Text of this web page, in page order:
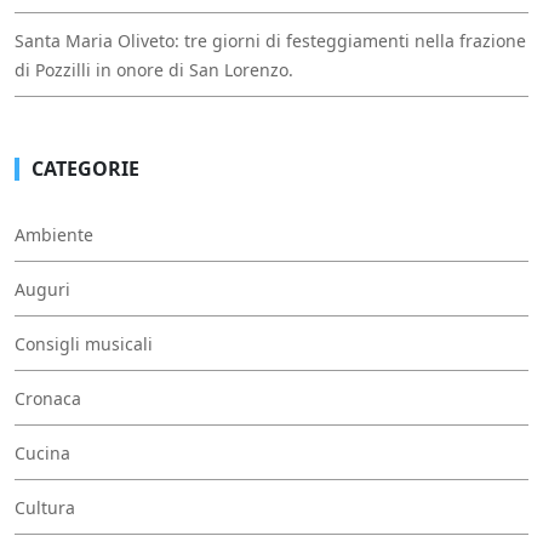
Santa Maria Oliveto: tre giorni di festeggiamenti nella frazione
di Pozzilli in onore di San Lorenzo.
CATEGORIE
Ambiente
Auguri
Consigli musicali
Cronaca
Cucina
Cultura